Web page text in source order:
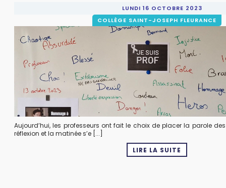
LUNDI 16 OCTOBRE 2023
COLLÈGE SAINT-JOSEPH FLEURANCE
Aujourd’hui, les professeurs ont fait le choix de placer la parole
réflexion et la matinée s’e [...]
LIRE LA SUITE